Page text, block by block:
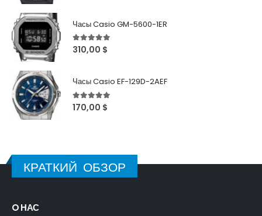
Часы Casio GM-5600-1ER
5out of 5
310,00 $
Часы Casio EF-129D-2AEF
5out of 5
170,00 $
КРАТКИЙ ОБЗОР
O НАС